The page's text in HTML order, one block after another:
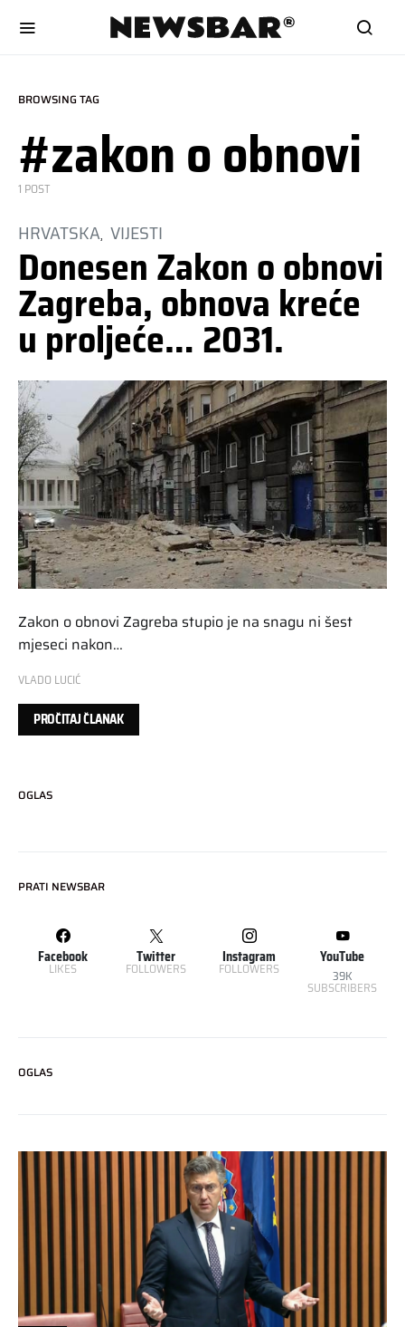
BROWSING TAG
#zakon o obnovi
1 POST
HRVATSKA VIJESTI
Donesen Zakon o obnovi
Zagreba, obnova kreće
u proljeće… 2031.
Zakon o obnovi Zagreba stupio je na snagu ni šest
mjeseci nakon…
VLADO LUCIĆ
PROČITAJ ČLANAK
OGLAS
PRATI NEWSBAR
Facebook
LIKES
Twitter
FOLLOWERS
Instagram
FOLLOWERS
YouTube
39K
SUBSCRIBERS
OGLAS